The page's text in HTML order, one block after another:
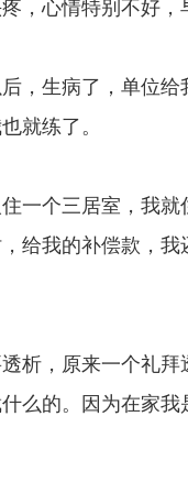
心情特别不好，
生病了，单位给
就练了。
个三居室，我就
给我的补偿款，
，原来一个礼拜
么的。因为在家